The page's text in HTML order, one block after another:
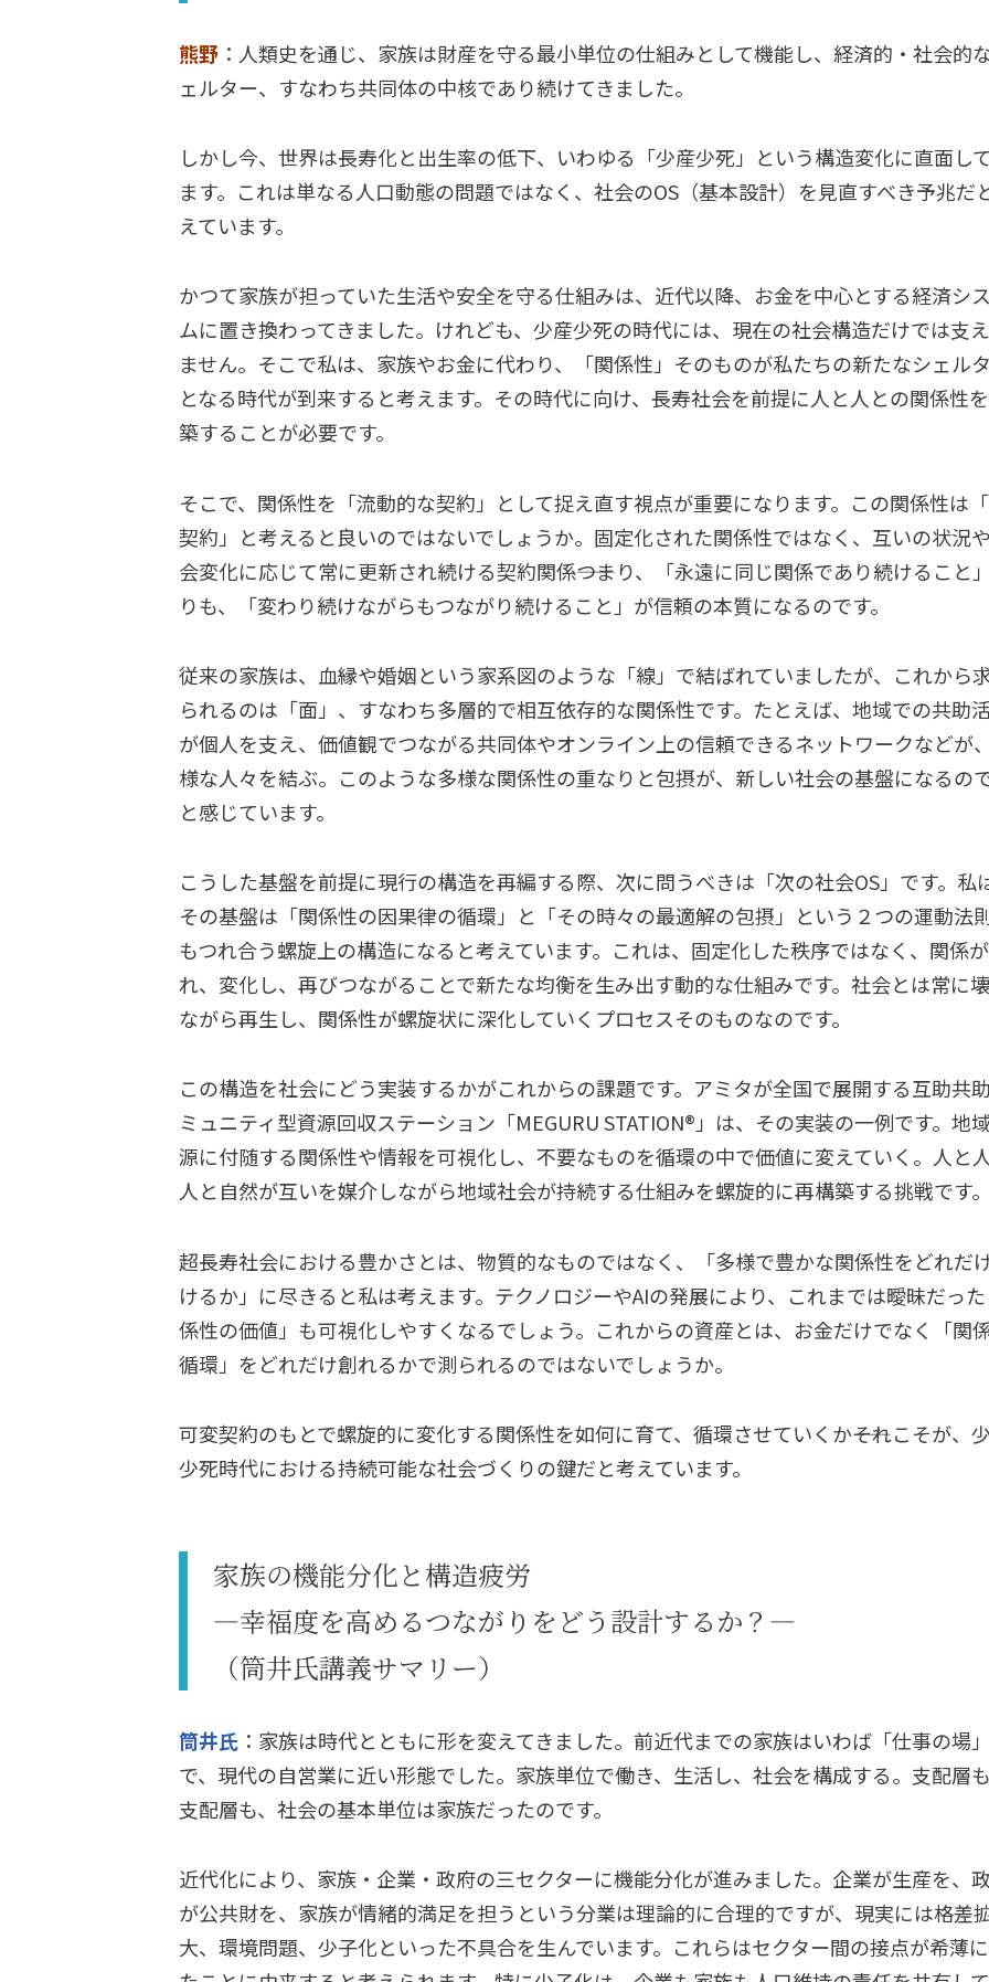
熊野 ：人類史を通じ、家族は財産を守る最小単位の仕組みとして機能し、経済的・社会的
ェルター、すなわち共同体の中核であり続けてきました。
しかし今、世界は長寿化と出生率の低下、いわゆる「少産少死」という構造変化に直面し
ます。これは単なる人口動態の問題ではなく、社会のOS（基本設計）を見直すべき予兆だ
えています。
かつて家族が担っていた生活や安全を守る仕組みは、近代以降、お金を中心とする経済シ
ムに置き換わってきました。けれども、少産少死の時代には、現在の社会構造だけでは支
ません。そこで私は、家族やお金に代わり、「関係性」そのものが私たちの新たなシェル
となる時代が到来すると考えます。その時代に向け、長寿社会を前提に人と人との関係性
築することが必要です。
そこで、関係性を「流動的な契約」として捉え直す視点が重要になります。この関係性は
契約」と考えると良いのではないでしょうか。固定化された関係性ではなく、互いの状況
会変化に応じて常に更新され続ける契約関係――つまり、「永遠に同じ関係であり続けること
りも、「変わり続けながらもつながり続けること」が信頼の本質になるのです。
従来の家族は、血縁や婚姻という家系図のような「線」で結ばれていましたが、これから
られるのは「面」、すなわち多層的で相互依存的な関係性です。たとえば、地域での共助
が個人を支え、価値観でつながる共同体やオンライン上の信頼できるネットワークなどが
様な人々を結ぶ。このような多様な関係性の重なりと包摂が、新しい社会の基盤になるの
と感じています。
こうした基盤を前提に現行の構造を再編する際、次に問うべきは「次の社会OS」です。私
その基盤は「関係性の因果律の循環」と「その時々の最適解の包摂」という２つの運動法
もつれ合う螺旋上の構造になると考えています。これは、固定化した秩序ではなく、関係
れ、変化し、再びつながることで新たな均衡を生み出す動的な仕組みです。社会とは常に
ながら再生し、関係性が螺旋状に深化していくプロセスそのものなのです。
この構造を社会にどう実装するかがこれからの課題です。アミタが全国で展開する互助共
ミュニティ型資源回収ステーション「MEGURU STATION®」は、その実装の一例です。地
源に付随する関係性や情報を可視化し、不要なものを循環の中で価値に変えていく。人と
人と自然が互いを媒介しながら地域社会が持続する仕組みを螺旋的に再構築する挑戦です
超長寿社会における豊かさとは、物質的なものではなく、「多様で豊かな関係性をどれだ
けるか」に尽きると私は考えます。テクノロジーやAIの発展により、これまでは曖昧だっ
係性の価値」も可視化しやすくなるでしょう。これからの資産とは、お金だけでなく「関
循環」をどれだけ創れるかで測られるのではないでしょうか。
可変契約のもとで螺旋的に変化する関係性を如何に育て、循環させていくか――それこそが、
少死時代における持続可能な社会づくりの鍵だと考えています。
家族の機能分化と構造疲労
―幸福度を高めるつながりをどう設計するか？―
（筒井氏講義サマリー）
筒井氏 ：家族は時代とともに形を変えてきました。前近代までの家族はいわば「仕事の場
で、現代の自営業に近い形態でした。家族単位で働き、生活し、社会を構成する。支配層
支配層も、社会の基本単位は家族だったのです。
近代化により、家族・企業・政府の三セクターに機能分化が進みました。企業が生産を、
が公共財を、家族が情緒的満足を担うという分業は理論的に合理的ですが、現実には格差
大、環境問題、少子化といった不具合を生んでいます。これらはセクター間の接点が希薄